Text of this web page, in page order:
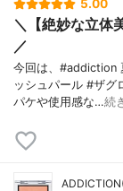
5.00
＼【絶妙な立体
／
今回は、#addiction
ッシュパール #ザグ
パケや使用感な…続